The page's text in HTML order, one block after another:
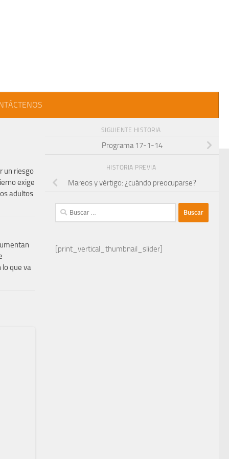
SIGUIENTE HISTORIA
Programa 17-1-14
HISTORIA PREVIA
Mareos y vértigo: ¿cuándo preocuparse?
Buscar:
[print_vertical_thumbnail_slider]
un riesgo
exige
adultos
lo que va